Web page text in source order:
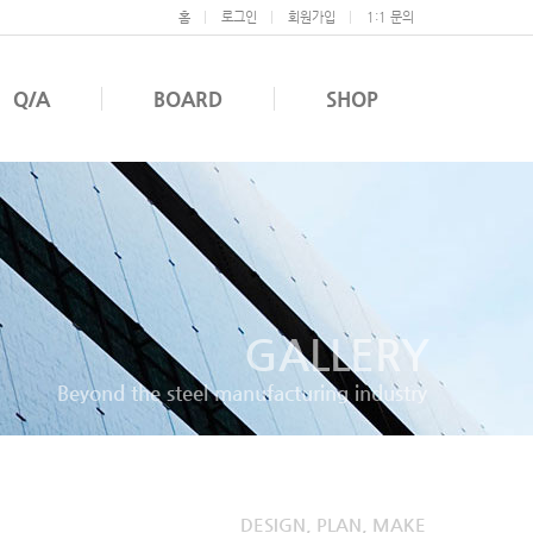
홈 로그인 회원가입 1:1 문의
Q/A BOARD SHOP
GALLERY
Beyond the steel manufacturing industry
DESIGN, PLAN, MAKE